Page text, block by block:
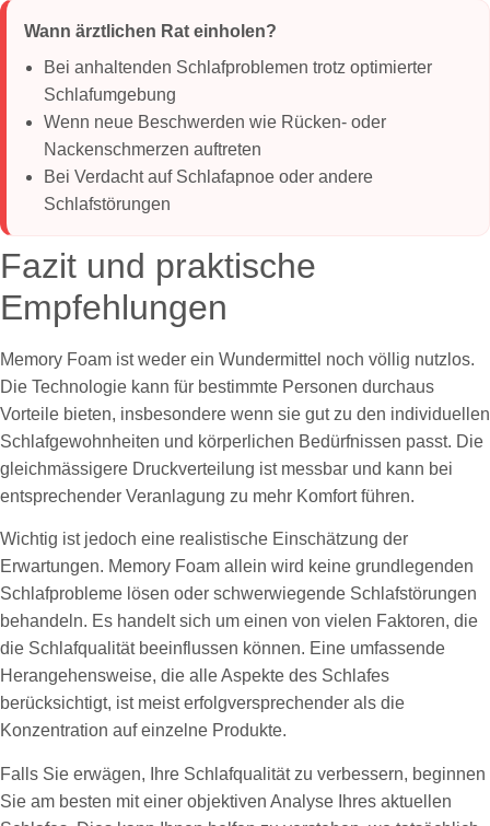
Wann ärztlichen Rat einholen?
Bei anhaltenden Schlafproblemen trotz optimierter
Schlafumgebung
Wenn neue Beschwerden wie Rücken- oder
Nackenschmerzen auftreten
Bei Verdacht auf Schlafapnoe oder andere
Schlafstörungen
Fazit und praktische
Empfehlungen
Memory Foam ist weder ein Wundermittel noch völlig nutzlos.
Die Technologie kann für bestimmte Personen durchaus
Vorteile bieten, insbesondere wenn sie gut zu den individuellen
Schlafgewohnheiten und körperlichen Bedürfnissen passt. Die
gleichmässigere Druckverteilung ist messbar und kann bei
entsprechender Veranlagung zu mehr Komfort führen.
Wichtig ist jedoch eine realistische Einschätzung der
Erwartungen. Memory Foam allein wird keine grundlegenden
Schlafprobleme lösen oder schwerwiegende Schlafstörungen
behandeln. Es handelt sich um einen von vielen Faktoren, die
die Schlafqualität beeinflussen können. Eine umfassende
Herangehensweise, die alle Aspekte des Schlafes
berücksichtigt, ist meist erfolgversprechender als die
Konzentration auf einzelne Produkte.
Falls Sie erwägen, Ihre Schlafqualität zu verbessern, beginnen
Sie am besten mit einer objektiven Analyse Ihres aktuellen